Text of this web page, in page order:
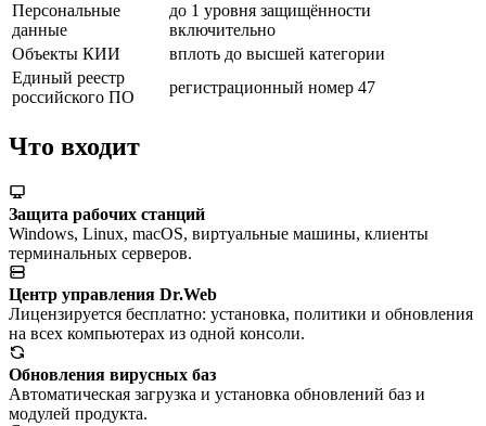
Персональные
данные
до 1 уровня защищённости
включительно
Объекты КИИ
вплоть до высшей категории
Единый реестр
российского ПО
регистрационный номер 47
Что входит
Защита рабочих станций
Windows, Linux, macOS, виртуальные машины, клиенты
терминальных серверов.
Центр управления Dr.Web
Лицензируется бесплатно: установка, политики и обновления
на всех компьютерах из одной консоли.
Обновления вирусных баз
Автоматическая загрузка и установка обновлений баз и
модулей продукта.